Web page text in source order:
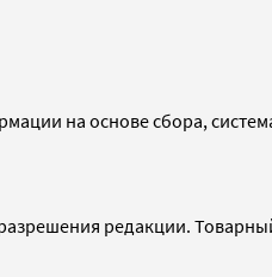
на основе сбора,
редакции.